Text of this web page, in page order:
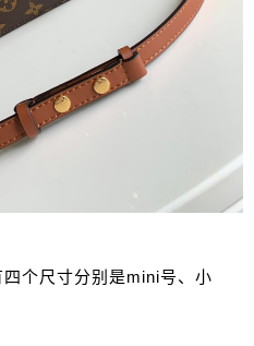
个尺寸分别是mini号、小